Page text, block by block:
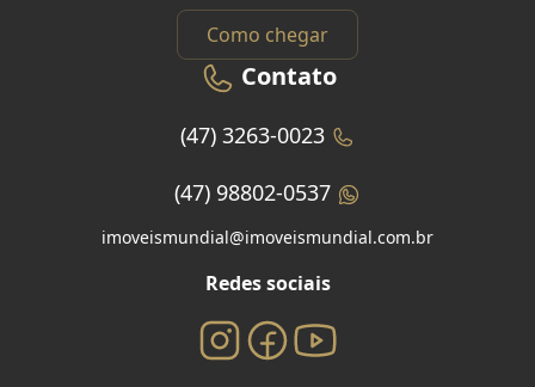
Como chegar
Contato
(47) 3263-0023
(47) 98802-0537
imoveismundial@imoveismundial.com.br
Redes sociais